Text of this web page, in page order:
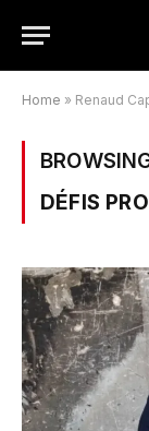
Home » Renaud
DÉFIS